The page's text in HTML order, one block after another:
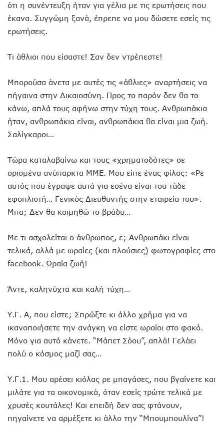
ότι η συνέντευξη ήταν για γέλια με τις ερωτήσεις που
έκανα. Συγγώμη ξανά, έπρεπε να μου δώσετε εσείς τις
ερωτήσεις.
Τι άθλιοι που είσαστε! Σαν δεν ντρέπεστε!
Μπορούσα άνετα με αυτές τις «άθλιες» αναρτήσεις να
πήγαινα στην Δικαιοσύνη. Προς το παρόν δεν θα το
κάνω, απλά τους αφήνω στην τύχη τους. Ανθρωπάκια
ήταν, ανθρωπάκια είναι, ανθρωπάκια θα είναι μια ζωή.
Σαλίγκαροι…
Τώρα καταλαβαίνω και τους «χρηματοδότες» σε
ορισμένα ανύπαρκτα ΜΜΕ. Μου είπε ένας φίλος: «Ρε
αυτός που έγραψε αυτά για εσένα είναι του τάδε
εφοπλιστή… Γενικός Διευθυντής στην εταιρεία του».
Μπα; Δεν θα κοιμηθώ το βράδυ…
Με τι ασχολείται ο άνθρωπος, ε; Ανθρωπάκι είναι
τελικά, αλλά με ωραίες (και πλούσιες) φωτογραφίες στο
facebook. Ωραία ζωή!
Άντε, καληνύχτα και καλή τύχη…
Υ.Γ. Α, που είστε; Σπρώξτε κι άλλο χρήμα για να
ικανοποιήσετε την ανάγκη να είστε ωραίοι στο φακό.
Μόνο για αυτό κάνετε. “Μάπετ Σόου”, απλά! Γελάει
πολύ ο κόσμος μαζί σας…
Υ.Γ.1. Μου αρέσει κιόλας ρε μπαγάσες, που βγαίνετε και
μιλάτε για τα οικονομικά, όταν εσείς τρώτε τελικά με
χρυσές κουτάλες! Και επειδή δεν σας φτάνουν,
πηγαίνετε να αρμέξετε κι άλλο την “Μπουμπουλίνα”!